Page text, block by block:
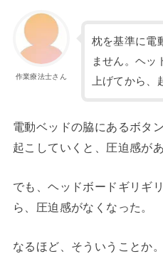
作業療法士さん
枕を基準に電
ません。ヘッ
上げてから、
電動ベッドの脇にあるボタ
起こしていくと、圧迫感があ
でも、ヘッドボードギリギ
ら、圧迫感がなくなった。
なるほど、そういうことか